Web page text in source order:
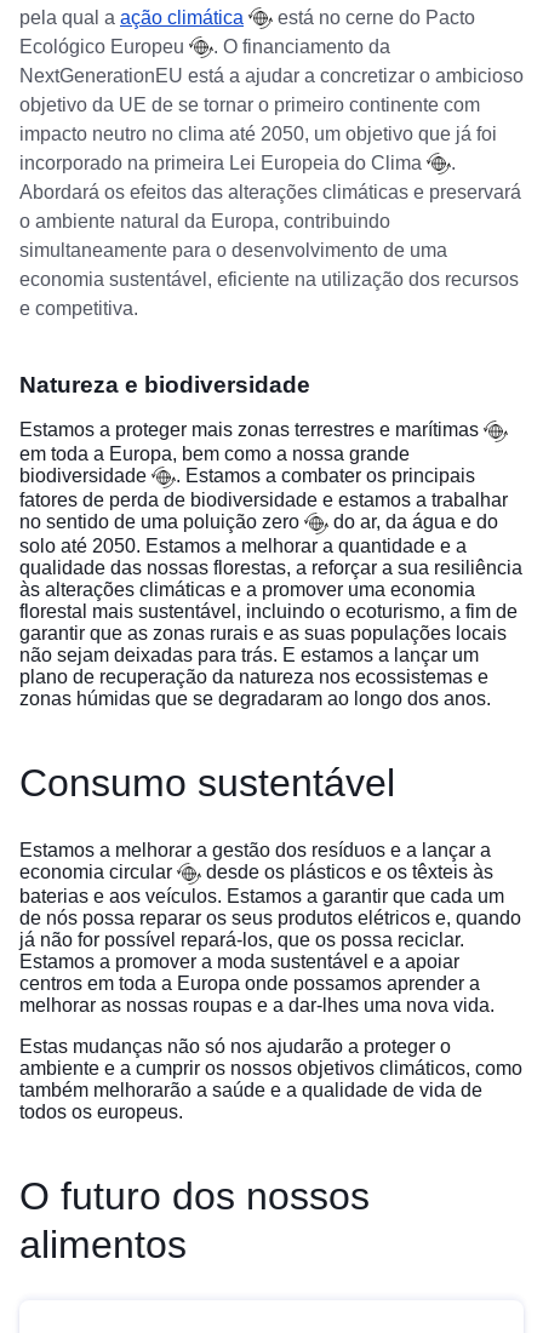
pela qual a ação climática está no cerne do Pacto
Ecológico Europeu
. O financiamento da
NextGenerationEU está a ajudar a concretizar o ambicioso
objetivo da UE de se tornar o primeiro continente com
impacto neutro no clima até 2050, um objetivo que já foi
incorporado na primeira Lei Europeia do Clima
.
Abordará os efeitos das alterações climáticas e preservará
o ambiente natural da Europa, contribuindo
simultaneamente para o desenvolvimento de uma
economia sustentável, eficiente na utilização dos recursos
e competitiva.
Natureza e biodiversidade
Estamos a proteger mais zonas terrestres e marítimas
em toda a Europa, bem como a nossa grande
biodiversidade
. Estamos a combater os principais
fatores de perda de biodiversidade e estamos a trabalhar
no sentido de uma poluição zero
do ar, da água e do
solo até 2050. Estamos a melhorar a quantidade e a
qualidade das nossas florestas, a reforçar a sua resiliência
às alterações climáticas e a promover uma economia
florestal mais sustentável, incluindo o ecoturismo, a fim de
garantir que as zonas rurais e as suas populações locais
não sejam deixadas para trás. E estamos a lançar um
plano de recuperação da natureza nos ecossistemas e
zonas húmidas que se degradaram ao longo dos anos.
Consumo sustentável
Estamos a melhorar a gestão dos resíduos e a lançar a
economia circular
desde os plásticos e os têxteis às
baterias e aos veículos. Estamos a garantir que cada um
de nós possa reparar os seus produtos elétricos e, quando
já não for possível repará-los, que os possa reciclar.
Estamos a promover a moda sustentável e a apoiar
centros em toda a Europa onde possamos aprender a
melhorar as nossas roupas e a dar-lhes uma nova vida.
Estas mudanças não só nos ajudarão a proteger o
ambiente e a cumprir os nossos objetivos climáticos, como
também melhorarão a saúde e a qualidade de vida de
todos os europeus.
O futuro dos nossos
alimentos